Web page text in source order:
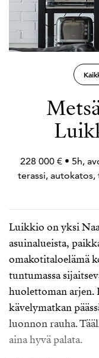
228 000 € • 5h,
terassi, autokatos,
Luikkio on yksi
asuinalueista,
omakotitaloelämä
tuntumassa
huolettoman arjen.
kävelymatkan
luonnon rauha.
aina hyvä palata.